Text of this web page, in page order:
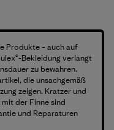
Produkte – auch auf
Bekleidung verlangt
zu bewahren.
die unsachgemäß
zeigen. Kratzer und
der Finne sind
und Reparaturen